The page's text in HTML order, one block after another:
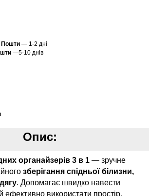
Пошти — 1-2 дні
—5-10 днів
Опис:
органайзерів 3 в 1 — зручне
зберігання спідньої білизни,
. Допомагає швидко навести
ефективно використати простір.